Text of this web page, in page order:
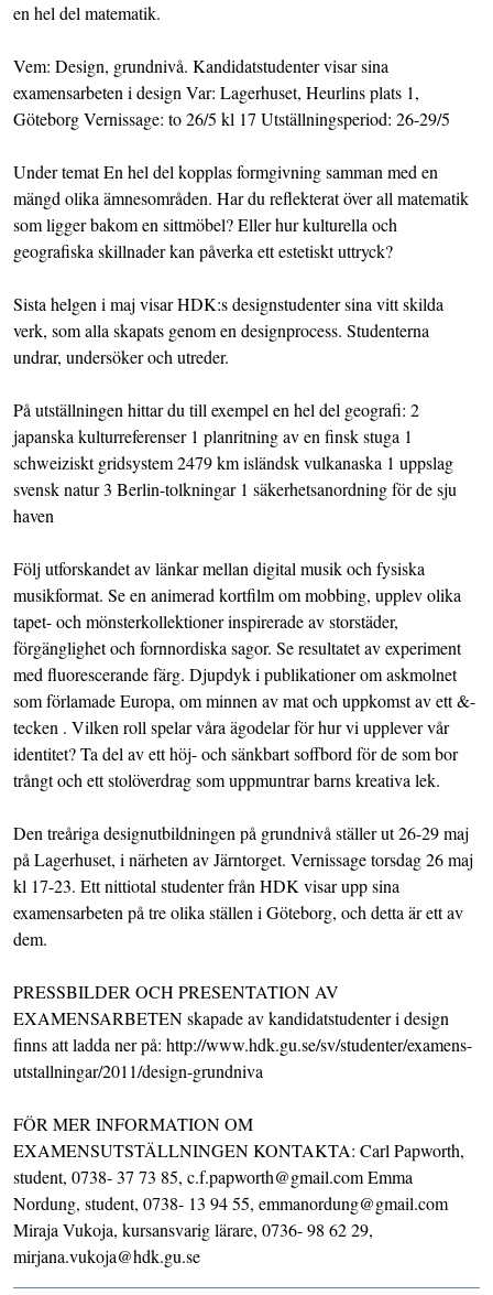
en hel del matematik.
Vem: Design, grundnivå. Kandidatstudenter visar sina
examensarbeten i design Var: Lagerhuset, Heurlins plats 1,
Göteborg Vernissage: to 26/5 kl 17 Utställningsperiod: 26-29/5
Under temat En hel del kopplas formgivning samman med en
mängd olika ämnesområden. Har du reflekterat över all matematik
som ligger bakom en sittmöbel? Eller hur kulturella och
geografiska skillnader kan påverka ett estetiskt uttryck?
Sista helgen i maj visar HDK:s designstudenter sina vitt skilda
verk, som alla skapats genom en designprocess. Studenterna
undrar, undersöker och utreder.
På utställningen hittar du till exempel en hel del geografi: 2
japanska kulturreferenser 1 planritning av en finsk stuga 1
schweiziskt gridsystem 2479 km isländsk vulkanaska 1 uppslag
svensk natur 3 Berlin-tolkningar 1 säkerhetsanordning för de sju
haven
Följ utforskandet av länkar mellan digital musik och fysiska
musikformat. Se en animerad kortfilm om mobbing, upplev olika
tapet- och mönsterkollektioner inspirerade av storstäder,
förgänglighet och fornnordiska sagor. Se resultatet av experiment
med fluorescerande färg. Djupdyk i publikationer om askmolnet
som förlamade Europa, om minnen av mat och uppkomst av ett &-
tecken . Vilken roll spelar våra ägodelar för hur vi upplever vår
identitet? Ta del av ett höj- och sänkbart soffbord för de som bor
trångt och ett stolöverdrag som uppmuntrar barns kreativa lek.
Den treåriga designutbildningen på grundnivå ställer ut 26-29 maj
på Lagerhuset, i närheten av Järntorget. Vernissage torsdag 26 maj
kl 17-23. Ett nittiotal studenter från HDK visar upp sina
examensarbeten på tre olika ställen i Göteborg, och detta är ett av
dem.
PRESSBILDER OCH PRESENTATION AV
EXAMENSARBETEN skapade av kandidatstudenter i design
finns att ladda ner på: http://www.hdk.gu.se/sv/studenter/examens-
utstallningar/2011/design-grundniva
FÖR MER INFORMATION OM
EXAMENSUTSTÄLLNINGEN KONTAKTA: Carl Papworth,
student, 0738- 37 73 85, c.f.papworth@gmail.com Emma
Nordung, student, 0738- 13 94 55, emmanordung@gmail.com
Miraja Vukoja, kursansvarig lärare, 0736- 98 62 29,
mirjana.vukoja@hdk.gu.se